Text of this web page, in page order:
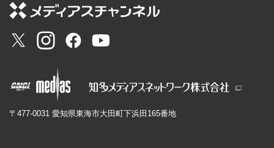
〒477-0031 愛知県東海市大田町下浜田165番地